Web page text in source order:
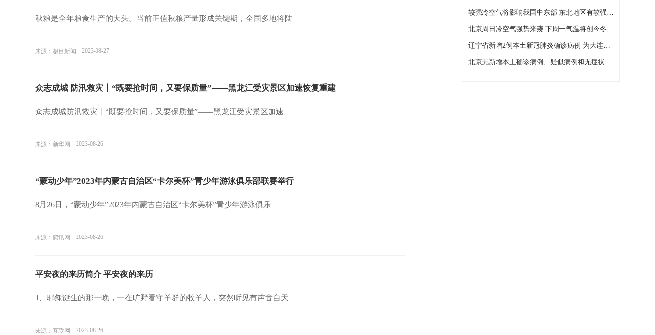
秋粮是全年粮食生产的大头。当前正值秋粮产量形成关键期，全国多地将陆
来源：极目新闻 2023-08-27
众志成城 防汛救灾丨“既要抢时间，又要保质量”——黑龙江受灾景区加速恢复重建
众志成城防汛救灾丨“既要抢时间，又要保质量”——黑龙江受灾景区加速
来源：新华网 2023-08-26
“蒙动少年”2023年内蒙古自治区“卡尔美杯”青少年游泳俱乐部联赛举行
8月26日，“蒙动少年”2023年内蒙古自治区“卡尔美杯”青少年游泳俱乐
来源：腾讯网 2023-08-26
平安夜的来历简介 平安夜的来历
1、耶稣诞生的那一晚，一在旷野看守羊群的牧羊人，突然听见有声音自天
来源：互联网 2023-08-26
较强冷空气将影响我国中东部 东北地区有较强降雪
北京周日冷空气强势来袭 下周一气温将创今冬以来新低
辽宁省新增2例本土新冠肺炎确诊病例 为大连市报告
北京无新增本土确诊病例、疑似病例和无症状感染者